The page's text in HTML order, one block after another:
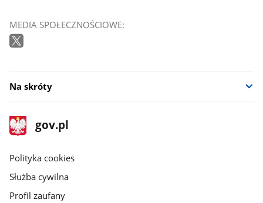
MEDIA SPOŁECZNOŚCIOWE:
Na skróty
stopka
gov.pl
Strona
gov.pl
gov.pl
Polityka cookies
Służba cywilna
Profil zaufany